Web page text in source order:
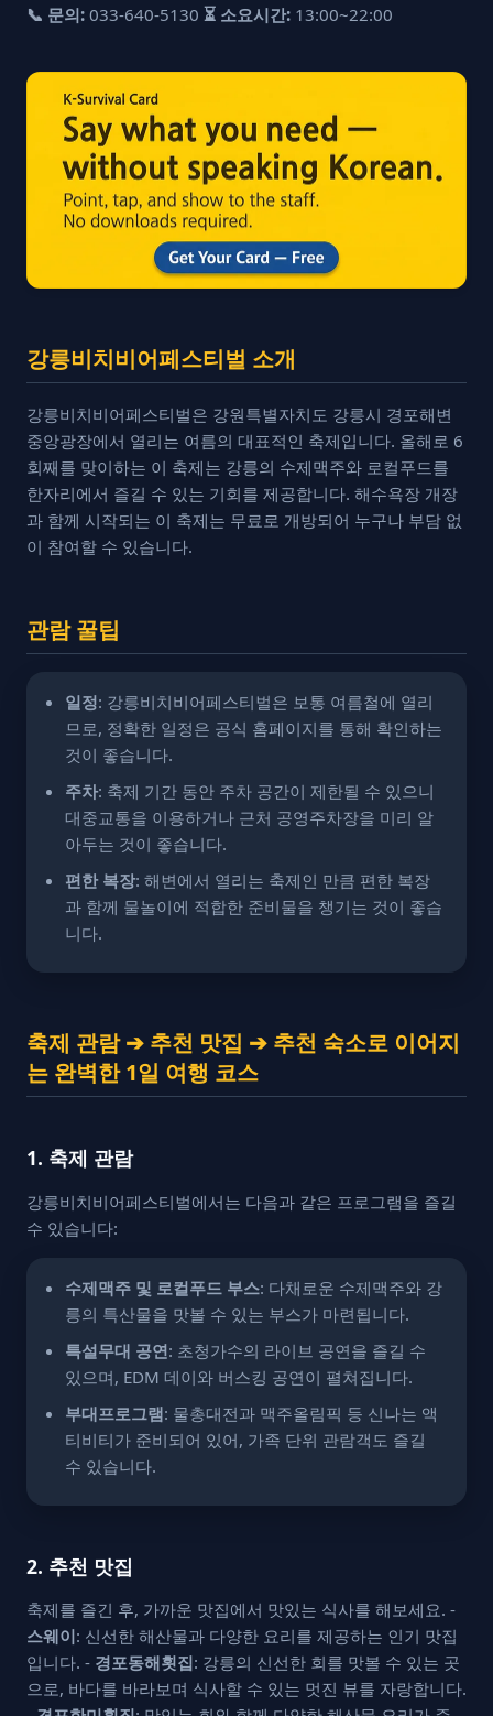
📞 문의: 033-640-5130 ⏳ 소요시간: 13:00~22:00
강릉비치비어페스티벌 소개
강릉비치비어페스티벌은 강원특별자치도 강릉시 경포해변
중앙광장에서 열리는 여름의 대표적인 축제입니다. 올해로 6
회째를 맞이하는 이 축제는 강릉의 수제맥주와 로컬푸드를
한자리에서 즐길 수 있는 기회를 제공합니다. 해수욕장 개장
과 함께 시작되는 이 축제는 무료로 개방되어 누구나 부담 없
이 참여할 수 있습니다.
관람 꿀팁
일정: 강릉비치비어페스티벌은 보통 여름철에 열리
므로, 정확한 일정은 공식 홈페이지를 통해 확인하는
것이 좋습니다.
주차: 축제 기간 동안 주차 공간이 제한될 수 있으니
대중교통을 이용하거나 근처 공영주차장을 미리 알
아두는 것이 좋습니다.
편한 복장: 해변에서 열리는 축제인 만큼 편한 복장
과 함께 물놀이에 적합한 준비물을 챙기는 것이 좋습
니다.
축제 관람 ➔ 추천 맛집 ➔ 추천 숙소로 이어지
는 완벽한 1일 여행 코스
1. 축제 관람
강릉비치비어페스티벌에서는 다음과 같은 프로그램을 즐길
수 있습니다:
수제맥주 및 로컬푸드 부스: 다채로운 수제맥주와 강
릉의 특산물을 맛볼 수 있는 부스가 마련됩니다.
특설무대 공연: 초청가수의 라이브 공연을 즐길 수
있으며, EDM 데이와 버스킹 공연이 펼쳐집니다.
부대프로그램: 물총대전과 맥주올림픽 등 신나는 액
티비티가 준비되어 있어, 가족 단위 관람객도 즐길
수 있습니다.
2. 추천 맛집
축제를 즐긴 후, 가까운 맛집에서 맛있는 식사를 해보세요. -
스웨이: 신선한 해산물과 다양한 요리를 제공하는 인기 맛집
입니다. - 경포동해횟집: 강릉의 신선한 회를 맛볼 수 있는 곳
으로, 바다를 바라보며 식사할 수 있는 멋진 뷰를 자랑합니다.